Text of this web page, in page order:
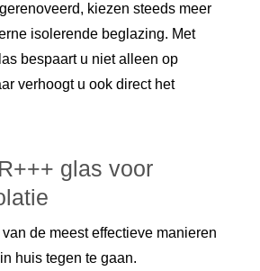
kiezen steeds meer
isolerende beglazing. Met
bespaart u niet alleen op
verhoogt u ook direct het
glas voor
de meest effectieve manieren
huis tegen te gaan.